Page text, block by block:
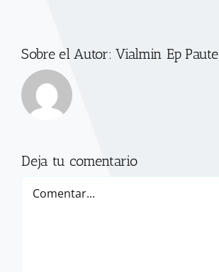
Sobre el Autor:Vialmin Ep Paute
Deja tu comentario